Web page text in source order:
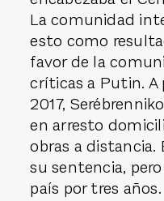
La comunidad
esto como
favor de la
críticas a Putin. A
2017,
en arresto
obras a distancia.
su sentencia,
país por tres años.